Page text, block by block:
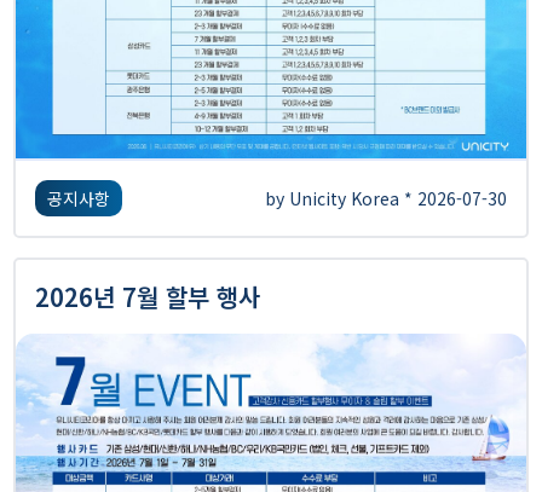
공지사항 by Unicity Korea * 2026-07-30
2026년 7월 할부 행사